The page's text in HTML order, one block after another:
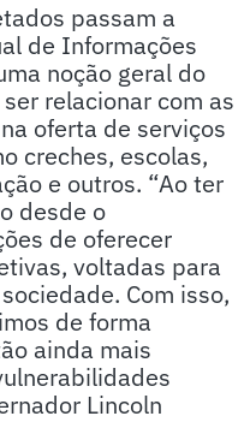
passam a
de Informações
noção geral do
relacionar com as
oferta de serviços
creches, escolas,
e outros. “Ao ter
desde o
de oferecer
voltadas para
Com isso,
de forma
ainda mais
Lincoln